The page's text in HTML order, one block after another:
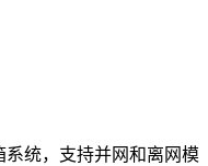
统，支持并网和离网模